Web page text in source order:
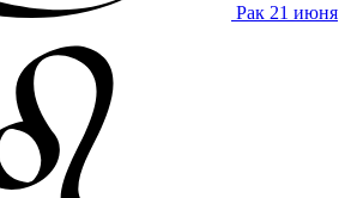
Рак 21 июня